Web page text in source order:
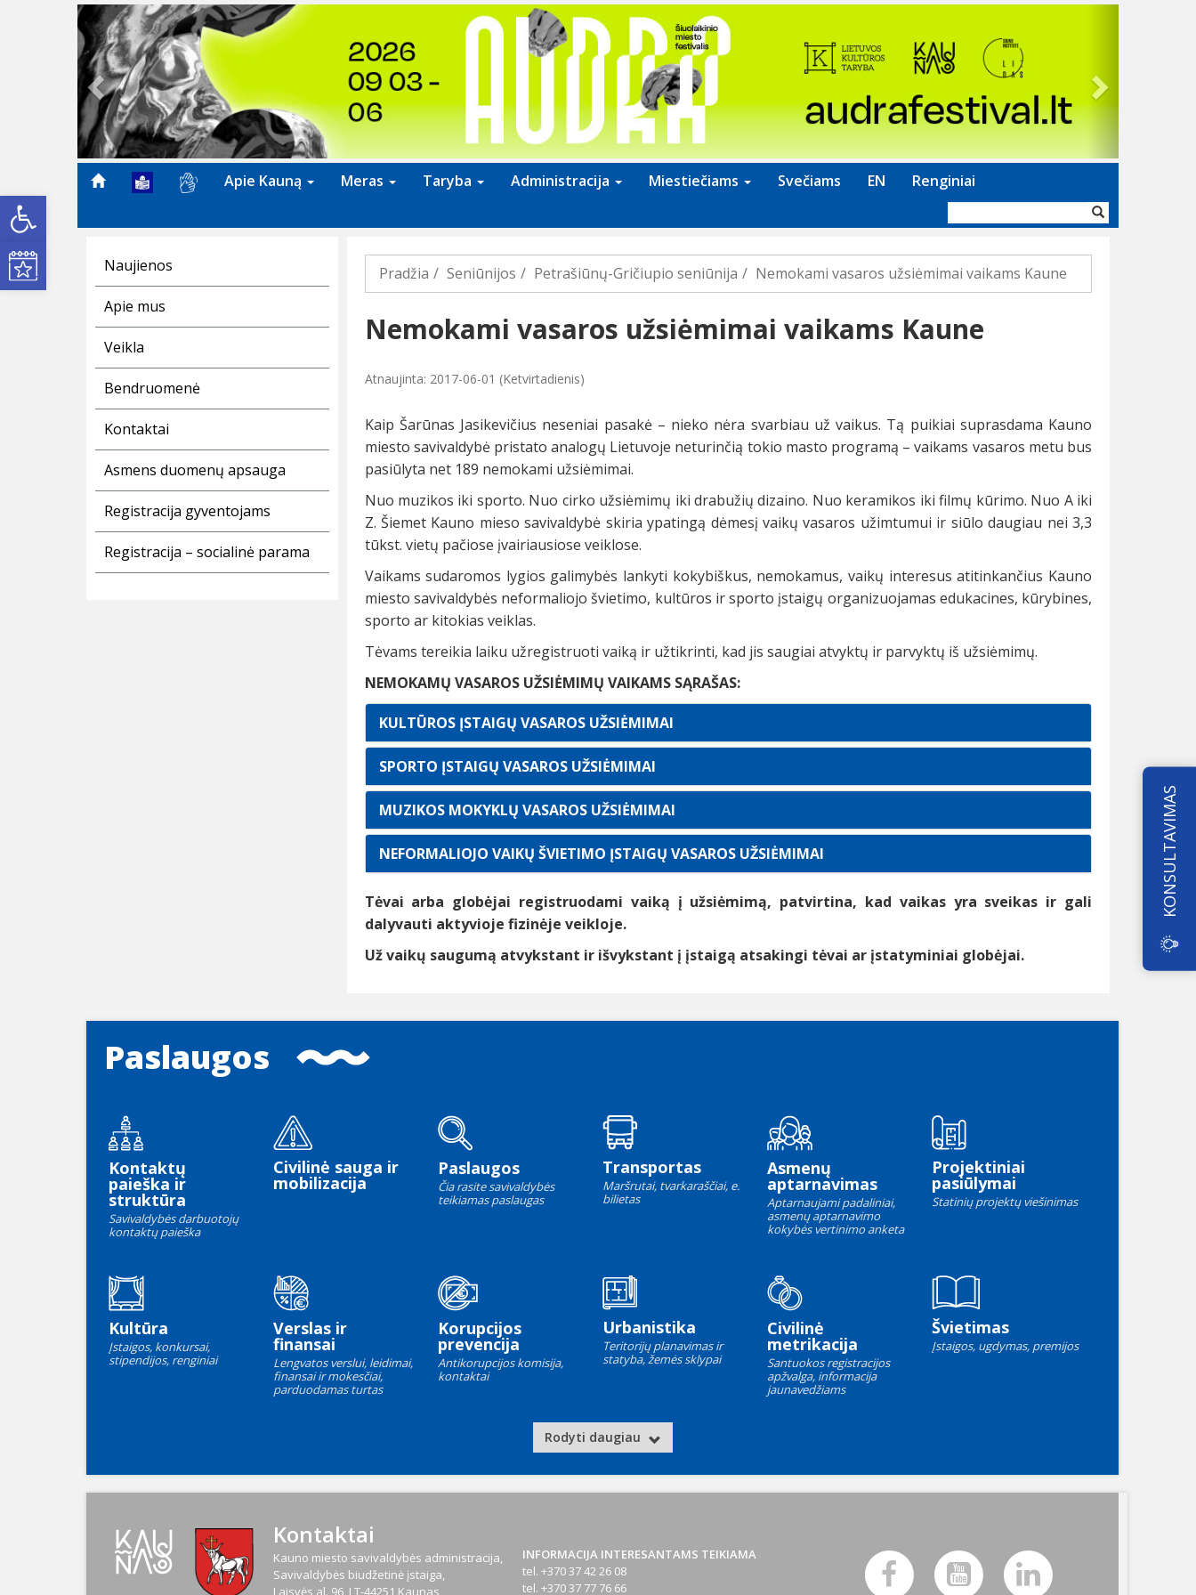
Open toolbar
Kultūros renginiai
Previous
Apie Kauną Meras Taryba Administracija Miestiečiams Svečiams EN Renginiai
forma
Naujienos
Apie mus
Veikla
Bendruomenė
Kontaktai
Asmens duomenų apsauga
Registracija gyventojams
Registracija – socialinė parama
Pradžia Seniūnijos Petrašiūnų-Gričiupio seniūnija Nemokami vasaros užsiėmimai vaikams Kaune
Nemokami vasaros užsiėmimai vaikams Kaune
Atnaujinta: 2017-06-01 (Ketvirtadienis)
Kaip Šarūnas Jasikevičius neseniai pasakė – nieko nėra svarbiau už vaikus. Tą puikiai suprasdama Kauno
miesto savivaldybė pristato analogų Lietuvoje neturinčią tokio masto programą – vaikams vasaros metu bus
pasiūlyta net 189 nemokami užsiėmimai.
Nuo muzikos iki sporto. Nuo cirko užsiėmimų iki drabužių dizaino. Nuo keramikos iki filmų kūrimo. Nuo A iki
Z. Šiemet Kauno mieso savivaldybė skiria ypatingą dėmesį vaikų vasaros užimtumui ir siūlo daugiau nei 3,3
tūkst. vietų pačiose įvairiausiose veiklose.
Vaikams sudaromos lygios galimybės lankyti kokybiškus, nemokamus, vaikų interesus atitinkančius Kauno
miesto savivaldybės neformaliojo švietimo, kultūros ir sporto įstaigų organizuojamas edukacines, kūrybines,
sporto ar kitokias veiklas.
Tėvams tereikia laiku užregistruoti vaiką ir užtikrinti, kad jis saugiai atvyktų ir parvyktų iš užsiėmimų.
NEMOKAMŲ VASAROS UŽSIĖMIMŲ VAIKAMS SĄRAŠAS:
KULTŪROS ĮSTAIGŲ VASAROS UŽSIĖMIMAI
SPORTO ĮSTAIGŲ VASAROS UŽSIĖMIMAI
MUZIKOS MOKYKLŲ VASAROS UŽSIĖMIMAI
NEFORMALIOJO VAIKŲ ŠVIETIMO ĮSTAIGŲ VASAROS UŽSIĖMIMAI
Tėvai arba globėjai registruodami vaiką į užsiėmimą, patvirtina, kad vaikas yra sveikas ir gali
dalyvauti aktyvioje fizinėje veikloje.
Už vaikų saugumą atvykstant ir išvykstant į įstaigą atsakingi tėvai ar įstatyminiai globėjai.
Paslaugos
Kontaktų
paieška ir
struktūra
Savivaldybės darbuotojų
kontaktų paieška
Civilinė sauga ir
mobilizacija
Paslaugos
Čia rasite savivaldybės
teikiamas paslaugas
Transportas
Maršrutai, tvarkaraščiai, e.
bilietas
Asmenų
aptarnavimas
Aptarnaujami padaliniai,
asmenų aptarnavimo
kokybės vertinimo anketa
Projektiniai
pasiūlymai
Statinių projektų viešinimas
Kultūra
Įstaigos, konkursai,
stipendijos, renginiai
Verslas ir
finansai
Lengvatos verslui, leidimai,
finansai ir mokesčiai,
parduodamas turtas
Korupcijos
prevencija
Antikorupcijos komisija,
kontaktai
Urbanistika
Teritorijų planavimas ir
statyba, žemės sklypai
Civilinė
metrikacija
Santuokos registracijos
apžvalga, informacija
jaunavedžiams
Švietimas
Įstaigos, ugdymas, premijos
Rodyti daugiau
Kontaktai
Kauno miesto savivaldybės administracija,
Savivaldybės biudžetinė įstaiga,
Laisvės al. 96, LT-44251 Kaunas
INFORMACIJA INTERESANTAMS TEIKIAMA
tel. +370 37 42 26 08
tel. +370 37 77 76 66
KONSULTAVIMAS